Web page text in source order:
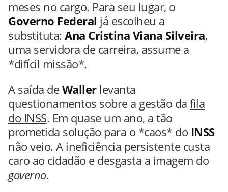
meses no cargo. Para seu lugar, o
Governo Federal já escolheu a
substituta: Ana Cristina Viana Silveira,
uma servidora de carreira, assume a
*difícil missão*.
A saída deWallerlevanta
questionamentos sobre a gestão da fila
do INSS. Em quase um ano, a tão
prometida solução para o *caos* do INSS
não veio. A ineficiência persistente custa
caro ao cidadão e desgasta a imagem do
governo.